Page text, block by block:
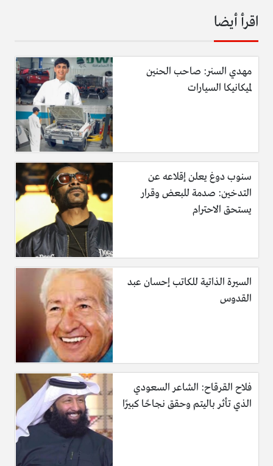
اقرأ أيضا
مهدي السنر: صاحب الحنين
لميكانيكا السيارات
سنوب دوغ يعلن إقلاعه عن
التدخين: صدمة للبعض وقرار
يستحق الاحترام
السيرة الذاتية للكاتب إحسان عبد
القدوس
فلاح القرقاح: الشاعر السعودي
الذي تأثر باليتم وحقق نجاحًا كبيرًا